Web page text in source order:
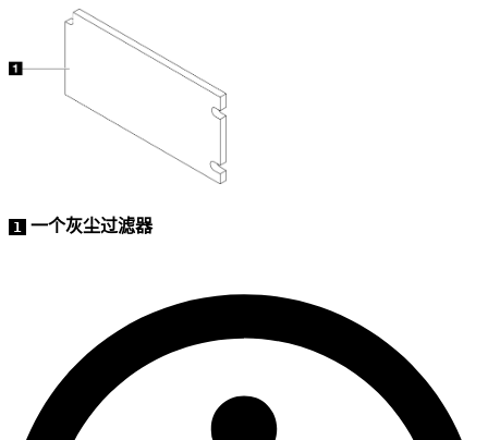
1 一个灰尘过滤器